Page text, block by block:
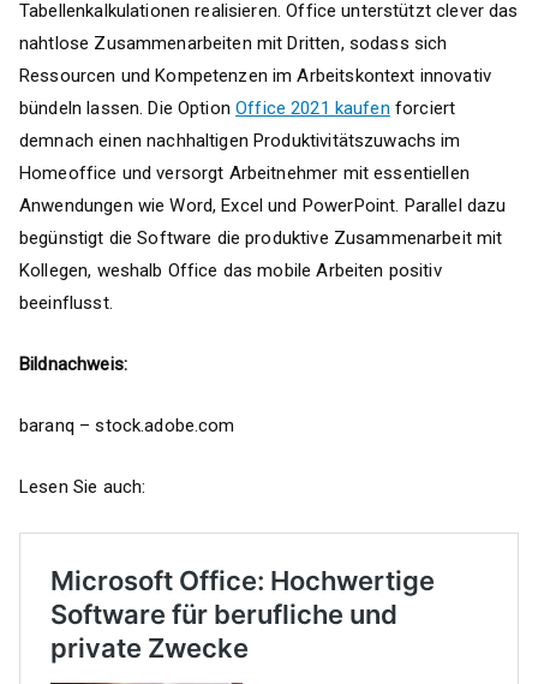
Tabellenkalkulationen realisieren. Office unterstützt clever das
nahtlose Zusammenarbeiten mit Dritten, sodass sich
Ressourcen und Kompetenzen im Arbeitskontext innovativ
bündeln lassen. Die OptionOffice 2021 kaufen forciert
demnach einen nachhaltigen Produktivitätszuwachs im
Homeoffice und versorgt Arbeitnehmer mit essentiellen
Anwendungen wie Word, Excel und PowerPoint. Parallel dazu
begünstigt die Software die produktive Zusammenarbeit mit
Kollegen, weshalb Office das mobile Arbeiten positiv
beeinflusst.
Bildnachweis:
baranq – stock.adobe.com
Lesen Sie auch: